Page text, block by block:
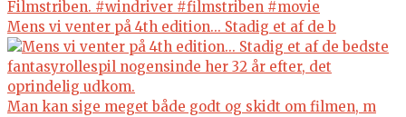
Mens vi venter på 4th edition... Stadig et af de b
Man kan sige meget både godt og skidt om filmen, m